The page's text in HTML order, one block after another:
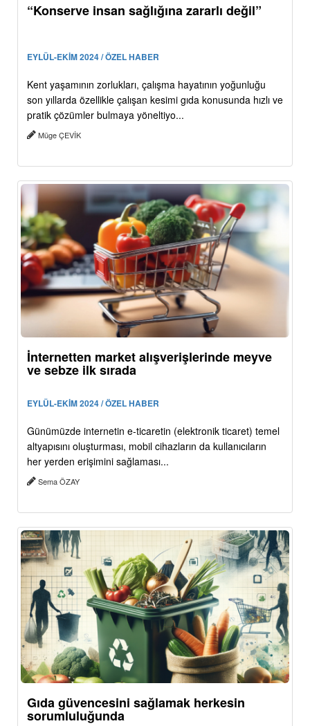
“Konserve insan sağlığına zararlı değil”
EYLÜL-EKİM 2024 / ÖZEL HABER
Kent yaşamının zorlukları, çalışma hayatının yoğunluğu
son yıllarda özellikle çalışan kesimi gıda konusunda hızlı ve
pratik çözümler bulmaya yöneltiyo...
Müge ÇEVİK
İnternetten market alışverişlerinde meyve
ve sebze ilk sırada
EYLÜL-EKİM 2024 / ÖZEL HABER
Günümüzde internetin e-ticaretin (elektronik ticaret) temel
altyapısını oluşturması, mobil cihazların da kullanıcıların
her yerden erişimini sağlaması...
Sema ÖZAY
Gıda güvencesini sağlamak herkesin
sorumluluğunda